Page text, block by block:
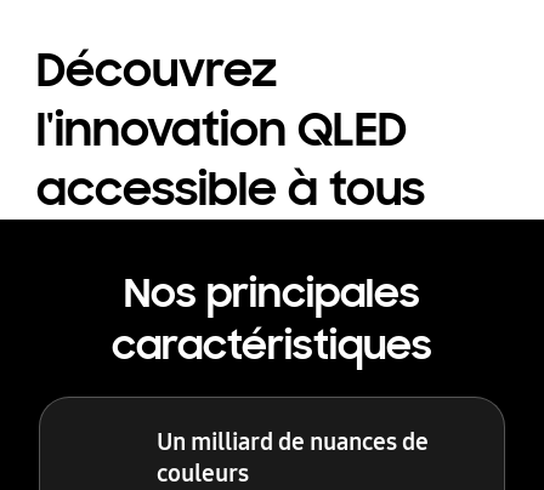
Découvrez
l'innovation QLED
accessible à tous
Nos principales
caractéristiques
Un milliard de nuances de
couleurs